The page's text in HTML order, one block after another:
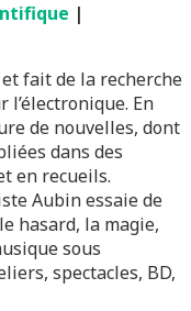
|
fait de la recherche
l’électronique. En
de nouvelles, dont
dans des
en recueils.
Aubin essaie de
hasard, la magie,
sous
spectacles, BD,